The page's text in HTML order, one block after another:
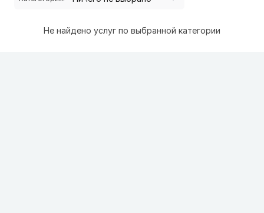
Не найдено услуг по выбранной категории